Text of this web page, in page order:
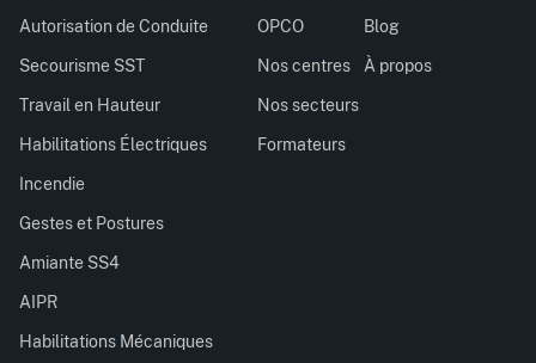
Autorisation de Conduite
Secourisme SST
Travail en Hauteur
Habilitations Électriques
Incendie
Gestes et Postures
Amiante SS4
AIPR
Habilitations Mécaniques
OPCO
Nos centres
Nos secteurs
Formateurs
Blog
À propos